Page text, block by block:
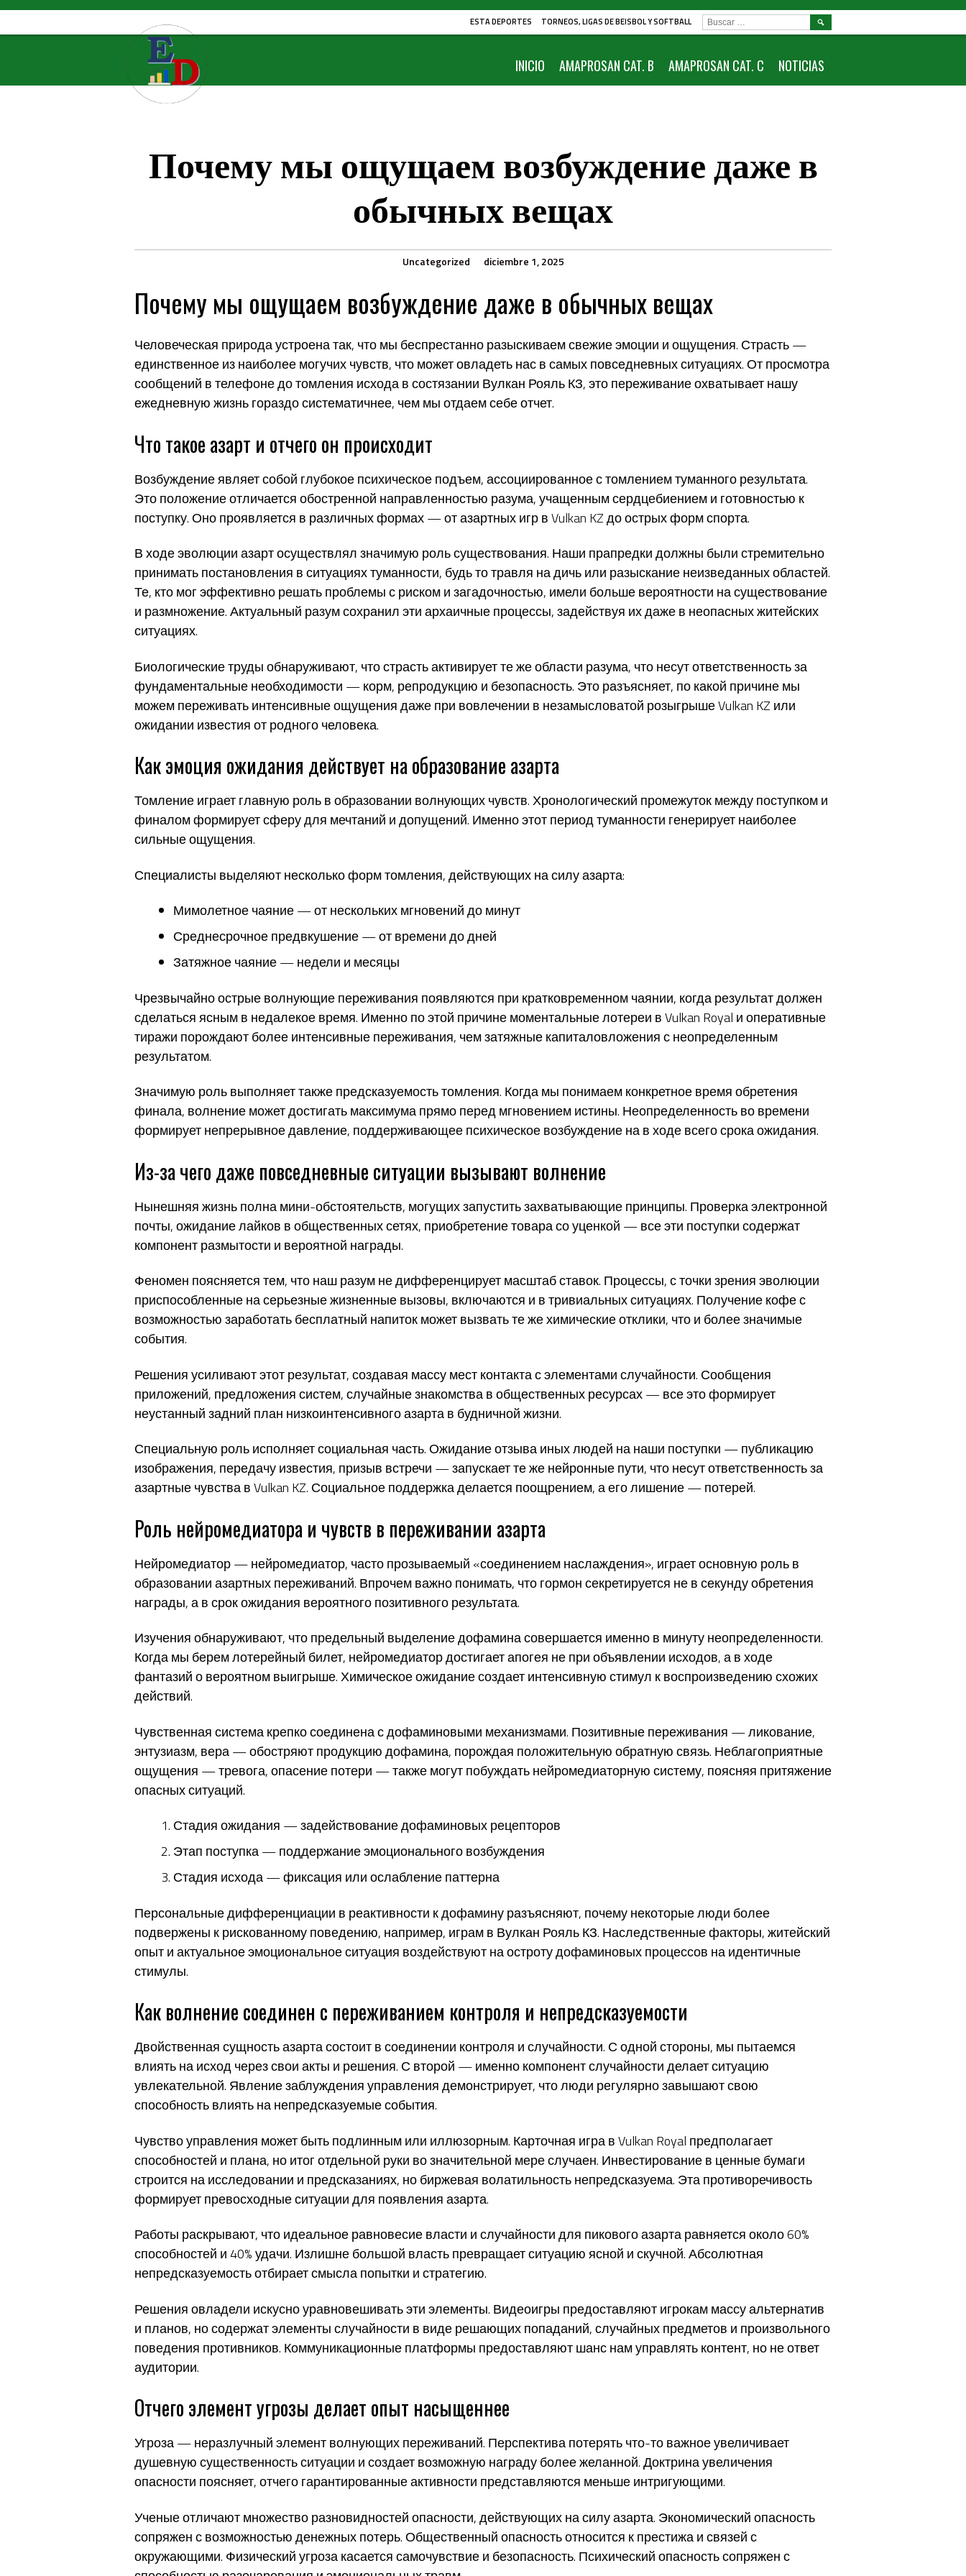
Skip
content
ESTA DEPORTES TORNEOS, LIGAS DE BEISBOL Y SOFTBALL
INICIO AMAPROSAN CAT. B AMAPROSAN CAT. C NOTICIAS
BUSCAR:
Почему мы ощущаем возбуждение даже в
обычных вещах
Uncategorized diciembre 1, 2025
Почему мы ощущаем возбуждение даже в обычных вещах
Человеческая природа устроена так, что мы беспрестанно разыскиваем свежие эмоции и ощущения. Страсть —
единственное из наиболее могучих чувств, что может овладеть нас в самых повседневных ситуациях. От просмотра
сообщений в телефоне до томления исхода в состязании Вулкан Рояль КЗ, это переживание охватывает нашу
ежедневную жизнь гораздо систематичнее, чем мы отдаем себе отчет.
Что такое азарт и отчего он происходит
Возбуждение являет собой глубокое психическое подъем, ассоциированное с томлением туманного результата.
Это положение отличается обостренной направленностью разума, учащенным сердцебиением и готовностью к
поступку. Оно проявляется в различных формах — от азартных игр вVulkan KZдо острых форм спорта.
В ходе эволюции азарт осуществлял значимую роль существования. Наши прапредки должны были стремительно
принимать постановления в ситуациях туманности, будь то травля на дичь или разыскание неизведанных областей.
Те, кто мог эффективно решать проблемы с риском и загадочностью, имели больше вероятности на существование
и размножение. Актуальный разум сохранил эти архаичные процессы, задействуя их даже в неопасных житейских
ситуациях.
Биологические труды обнаруживают, что страсть активирует те же области разума, что несут ответственность за
фундаментальные необходимости — корм, репродукцию и безопасность. Это разъясняет, по какой причине мы
можем переживать интенсивные ощущения даже при вовлечении в незамысловатой розыгрыше Vulkan KZ или
ожидании известия от родного человека.
Как эмоция ожидания действует на образование азарта
Томление играет главную роль в образовании волнующих чувств. Хронологический промежуток между поступком и
финалом формирует сферу для мечтаний и допущений. Именно этот период туманности генерирует наиболее
сильные ощущения.
Специалисты выделяют несколько форм томления, действующих на силу азарта:
Мимолетное чаяние — от нескольких мгновений до минут
Среднесрочное предвкушение — от времени до дней
Затяжное чаяние — недели и месяцы
Чрезвычайно острые волнующие переживания появляются при кратковременном чаянии, когда результат должен
сделаться ясным в недалекое время. Именно по этой причине моментальные лотереи в Vulkan Royal и оперативные
тиражи порождают более интенсивные переживания, чем затяжные капиталовложения с неопределенным
результатом.
Значимую роль выполняет также предсказуемость томления. Когда мы понимаем конкретное время обретения
финала, волнение может достигать максимума прямо перед мгновением истины. Неопределенность во времени
формирует непрерывное давление, поддерживающее психическое возбуждение на в ходе всего срока ожидания.
Из-за чего даже повседневные ситуации вызывают волнение
Нынешняя жизнь полна мини-обстоятельств, могущих запустить захватывающие принципы. Проверка электронной
почты, ожидание лайков в общественных сетях, приобретение товара со уценкой — все эти поступки содержат
компонент размытости и вероятной награды.
Феномен поясняется тем, что наш разум не дифференцирует масштаб ставок. Процессы, с точки зрения эволюции
приспособленные на серьезные жизненные вызовы, включаются и в тривиальных ситуациях. Получение кофе с
возможностью заработать бесплатный напиток может вызвать те же химические отклики, что и более значимые
события.
Решения усиливают этот результат, создавая массу мест контакта с элементами случайности. Сообщения
приложений, предложения систем, случайные знакомства в общественных ресурсах — все это формирует
неустанный задний план низкоинтенсивного азарта в будничной жизни.
Специальную роль исполняет социальная часть. Ожидание отзыва иных людей на наши поступки — публикацию
изображения, передачу известия, призыв встречи — запускает те же нейронные пути, что несут ответственность за
азартные чувства в Vulkan KZ. Социальное поддержка делается поощрением, а его лишение — потерей.
Роль нейромедиатора и чувств в переживании азарта
Нейромедиатор — нейромедиатор, часто прозываемый «соединением наслаждения», играет основную роль в
образовании азартных переживаний. Впрочем важно понимать, что гормон секретируется не в секунду обретения
награды, а в срок ожидания вероятного позитивного результата.
Изучения обнаруживают, что предельный выделение дофамина совершается именно в минуту неопределенности.
Когда мы берем лотерейный билет, нейромедиатор достигает апогея не при объявлении исходов, а в ходе
фантазий о вероятном выигрыше. Химическое ожидание создает интенсивную стимул к воспроизведению схожих
действий.
Чувственная система крепко соединена с дофаминовыми механизмами. Позитивные переживания — ликование,
энтузиазм, вера — обостряют продукцию дофамина, порождая положительную обратную связь. Неблагоприятные
ощущения — тревога, опасение потери — также могут побуждать нейромедиаторную систему, поясняя притяжение
опасных ситуаций.
Стадия ожидания — задействование дофаминовых рецепторов
Этап поступка — поддержание эмоционального возбуждения
Стадия исхода — фиксация или ослабление паттерна
Персональные дифференциации в реактивности к дофамину разъясняют, почему некоторые люди более
подвержены к рискованному поведению, например, играм в Вулкан Рояль КЗ. Наследственные факторы, житейский
опыт и актуальное эмоциональное ситуация воздействуют на остроту дофаминовых процессов на идентичные
стимулы.
Как волнение соединен с переживанием контроля и непредсказуемости
Двойственная сущность азарта состоит в соединении контроля и случайности. С одной стороны, мы пытаемся
влиять на исход через свои акты и решения. С второй — именно компонент случайности делает ситуацию
увлекательной. Явление заблуждения управления демонстрирует, что люди регулярно завышают свою
способность влиять на непредсказуемые события.
Чувство управления может быть подлинным или иллюзорным. Карточная игра в Vulkan Royal предполагает
способностей и плана, но итог отдельной руки во значительной мере случаен. Инвестирование в ценные бумаги
строится на исследовании и предсказаниях, но биржевая волатильность непредсказуема. Эта противоречивость
формирует превосходные ситуации для появления азарта.
Работы раскрывают, что идеальное равновесие власти и случайности для пикового азарта равняется около 60%
способностей и 40% удачи. Излишне большой власть превращает ситуацию ясной и скучной. Абсолютная
непредсказуемость отбирает смысла попытки и стратегию.
Решения овладели искусно уравновешивать эти элементы. Видеоигры предоставляют игрокам массу альтернатив
и планов, но содержат элементы случайности в виде решающих попаданий, случайных предметов и произвольного
поведения противников. Коммуникационные платформы предоставляют шанс нам управлять контент, но не ответ
аудитории.
Отчего элемент угрозы делает опыт насыщеннее
Угроза — неразлучный элемент волнующих переживаний. Перспектива потерять что-то важное увеличивает
душевную существенность ситуации и создает возможную награду более желанной. Доктрина увеличения
опасности поясняет, отчего гарантированные активности представляются меньше интригующими.
Ученые отличают множество разновидностей опасности, действующих на силу азарта. Экономический опасность
сопряжен с возможностью денежных потерь. Общественный опасность относится к престижа и связей с
окружающими. Физический угроза касается самочувствие и безопасность. Психический опасность сопряжен с